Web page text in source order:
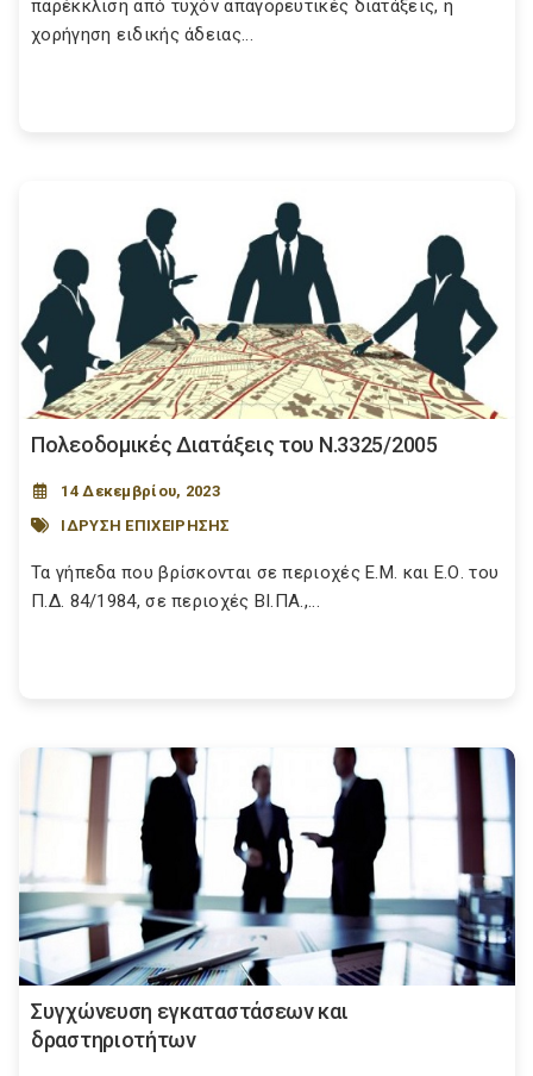
παρέκκλιση από τυχόν απαγορευτικές διατάξεις, η
χορήγηση ειδικής άδειας...
Πολεοδομικές Διατάξεις του Ν.3325/2005
14 Δεκεμβρίου, 2023
ΙΔΡΥΣΗ ΕΠΙΧΕΙΡΗΣΗΣ
Τα γήπεδα που βρίσκονται σε περιοχές Ε.Μ. και Ε.Ο. του
Π.Δ. 84/1984, σε περιοχές ΒΙ.ΠΑ.,...
Συγχώνευση εγκαταστάσεων και
δραστηριοτήτων